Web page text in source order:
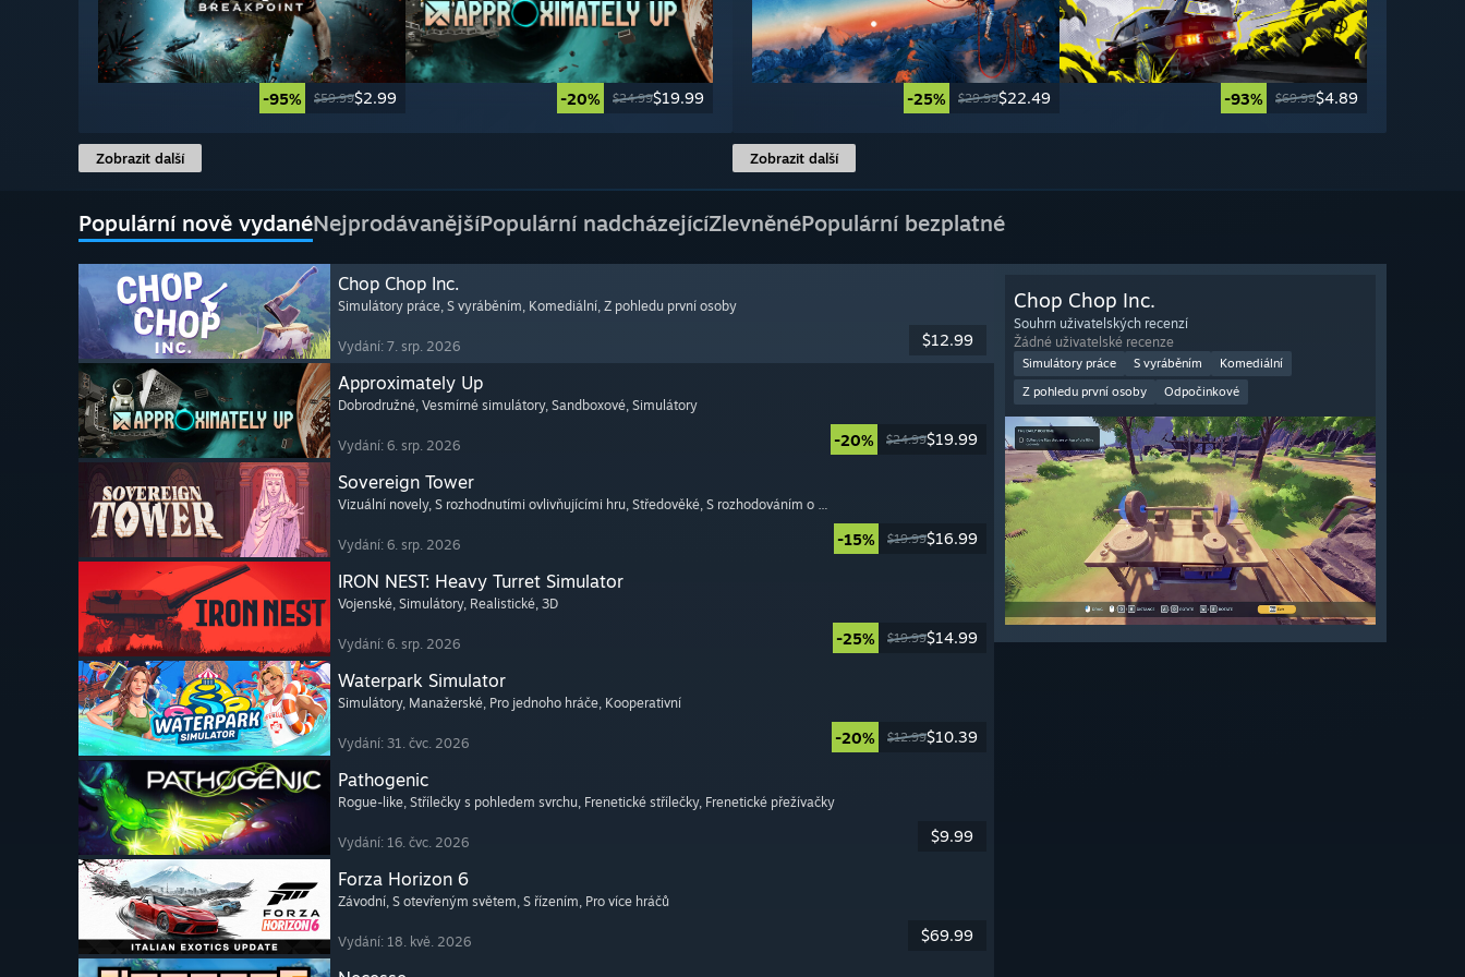
-95% $59.99$2.99 -20% $24.99$19.99
Zobrazit další
-25% $29.99$22.49 -93% $69.99$4.89
Zobrazit další
Populární nově vydanéNejprodávanějšíPopulární nadcházejícíZlevněnéPopulární bezplatné
Chop Chop Inc.
Simulátory práce, S vyráběním, Komediální, Z pohledu první osoby
Vydání: 7. srp. 2026 $12.99
Approximately Up
Dobrodružné, Vesmírné simulátory, Sandboxové, Simulátory
Vydání: 6. srp. 2026 -20% $24.99$19.99
Sovereign Tower
Vizuální novely, S rozhodnutími ovlivňujícími hru, Středověké, S rozhodováním o příběhu
Vydání: 6. srp. 2026 -15% $19.99$16.99
IRON NEST: Heavy Turret Simulator
Vojenské, Simulátory, Realistické, 3D
Vydání: 6. srp. 2026 -25% $19.99$14.99
Waterpark Simulator
Simulátory, Manažerské, Pro jednoho hráče, Kooperativní
Vydání: 31. čvc. 2026 -20% $12.99$10.39
Pathogenic
Rogue-like, Střílečky s pohledem svrchu, Frenetické střílečky, Frenetické přežívačky
Vydání: 16. čvc. 2026 $9.99
Forza Horizon 6
Závodní, S otevřeným světem, S řízením, Pro více hráčů
Vydání: 18. kvě. 2026 $69.99
Chop Chop Inc.
Souhrn uživatelských recenzí
Žádné uživatelské recenze
Simulátory práce S vyráběním
Komediální
Z pohledu první osoby
Odpočinkové